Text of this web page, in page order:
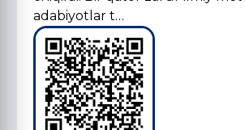
adabiyotlar t…